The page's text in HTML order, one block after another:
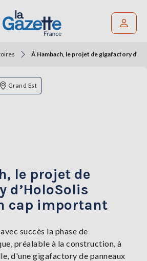
À Hambach, le projet de gigafactory
Grand Est
le projet de
d’HoloSolis
cap important
succès la phase de
préalable à la construction, à
d'une gigafactory de panneaux